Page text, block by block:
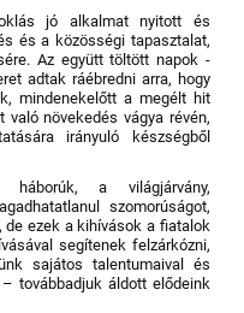
jó alkalmat nyitott és
és a közösségi tapasztalat,
Az együtt töltött napok -
adtak ráébredni arra, hogy
mindenekelőtt a megélt hit
való növekedés vágya révén,
irányuló készségből
a világjárvány,
szomorúságot,
ezek a kihívások a fiatalok
segítenek felzárkózni,
sajátos talentumaival és
továbbadjuk áldott elődeink